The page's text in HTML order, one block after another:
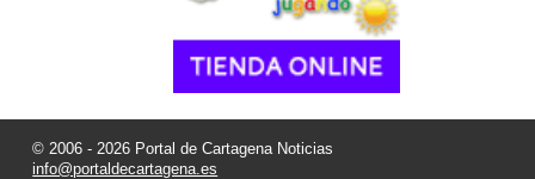
© 2006 - 2026 Portal de Cartagena Noticias
info@portaldecartagena.es